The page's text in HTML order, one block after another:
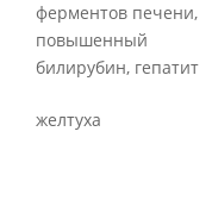
ферментов печени,
повышенный
билирубин, гепатит
желтуха